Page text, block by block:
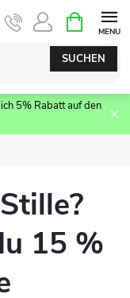
SUCHEN
5% Rabatt auf den
15 %